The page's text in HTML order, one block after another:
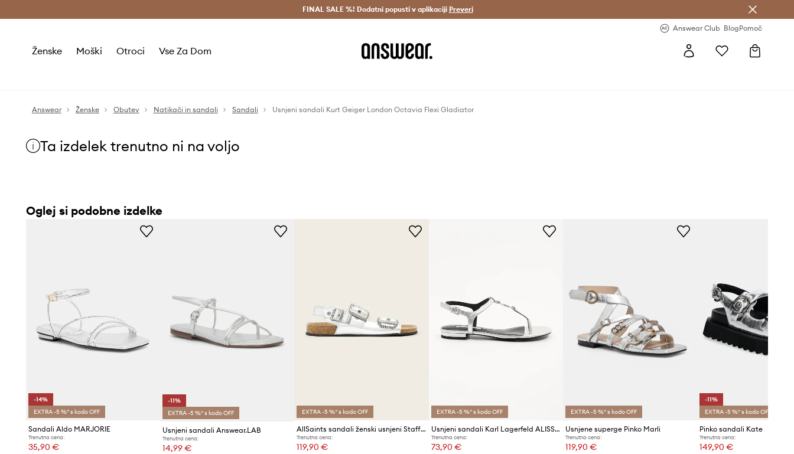
Dostava v 3 dneh > Prihrani z vpisom v Answear Club >
FINAL SALE %! Dodatni popusti v aplikaciji Preveri
Answear Club BlogPomoč
Ženske Moški Otroci Vse Za Dom
Answear Ženske Obutev Natikači in sandali Sandali Usnjeni sandali Kurt Geiger London Octavia Flexi Gladiator
Ta izdelek trenutno ni na voljo
Oglej si podobne izdelke
-14%
EXTRA -5 %* s kodo OFF
Sandali Aldo MARJORIE
Trenutna cena:
35,90 €
-11%
EXTRA -5 %* s kodo OFF
Usnjeni sandali Answear.LAB
Trenutna cena:
14,99 €
EXTRA -5 %* s kodo OFF
AllSaints sandali ženski usnjeni Staffa Sandal
Trenutna cena:
119,90 €
EXTRA -5 %* s kodo OFF
Usnjeni sandali Karl Lagerfeld ALISSO
Trenutna cena:
73,90 €
EXTRA -5 %* s kodo OFF
Usnjene superge Pinko Marli
Trenutna cena:
119,90 €
-11%
EXTRA -5 %* s kodo OFF
Pinko sandali Kate
Trenutna cena:
149,90 €